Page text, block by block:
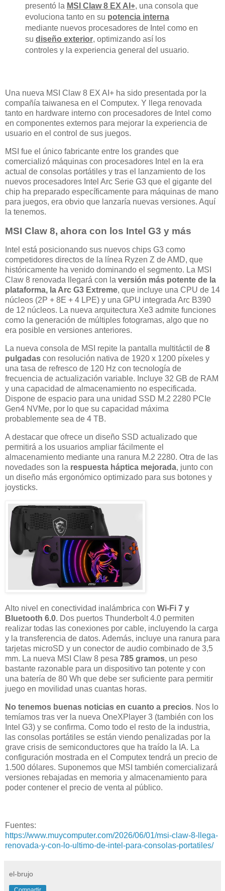
presentó la MSI Claw 8 EX AI+, una consola que
evoluciona tanto en su potencia interna
mediante nuevos procesadores de Intel como en
su diseño exterior, optimizando así los
controles y la experiencia general del usuario.
Una nueva MSI Claw 8 EX AI+ ha sido presentada por la
compañía taiwanesa en el Computex. Y llega renovada
tanto en hardware interno con procesadores de Intel como
en componentes externos para mejorar la experiencia de
usuario en el control de sus juegos.
MSI fue el único fabricante entre los grandes que
comercializó máquinas con procesadores Intel en la era
actual de consolas portátiles y tras el lanzamiento de los
nuevos procesadores Intel Arc Serie G3 que el gigante del
chip ha preparado específicamente para máquinas de mano
para juegos, era obvio que lanzaría nuevas versiones. Aquí
la tenemos.
MSI Claw 8, ahora con los Intel G3 y más
Intel está posicionando sus nuevos chips G3 como
competidores directos de la línea Ryzen Z de AMD, que
históricamente ha venido dominando el segmento. La MSI
Claw 8 renovada llegará con la versión más potente de la
plataforma, la Arc G3 Extreme, que incluye una CPU de 14
núcleos (2P + 8E + 4 LPE) y una GPU integrada Arc B390
de 12 núcleos. La nueva arquitectura Xe3 admite funciones
como la generación de múltiples fotogramas, algo que no
era posible en versiones anteriores.
La nueva consola de MSI repite la pantalla multitáctil de 8
pulgadas con resolución nativa de 1920 x 1200 píxeles y
una tasa de refresco de 120 Hz con tecnología de
frecuencia de actualización variable. Incluye 32 GB de RAM
y una capacidad de almacenamiento no especificada.
Dispone de espacio para una unidad SSD M.2 2280 PCIe
Gen4 NVMe, por lo que su capacidad máxima
probablemente sea de 4 TB.
A destacar que ofrece un diseño SSD actualizado que
permitirá a los usuarios ampliar fácilmente el
almacenamiento mediante una ranura M.2 2280. Otra de las
novedades son la respuesta háptica mejorada, junto con
un diseño más ergonómico optimizado para sus botones y
joysticks.
Alto nivel en conectividad inalámbrica con Wi-Fi 7 y
Bluetooth 6.0. Dos puertos Thunderbolt 4.0 permiten
realizar todas las conexiones por cable, incluyendo la carga
y la transferencia de datos. Además, incluye una ranura para
tarjetas microSD y un conector de audio combinado de 3,5
mm. La nueva MSI Claw 8 pesa 785 gramos, un peso
bastante razonable para un dispositivo tan potente y con
una batería de 80 Wh que debe ser suficiente para permitir
juego en movilidad unas cuantas horas.
No tenemos buenas noticias en cuanto a precios. Nos lo
temíamos tras ver la nueva OneXPlayer 3 (también con los
Intel G3) y se confirma. Como todo el resto de la industria,
las consolas portátiles se están viendo penalizadas por la
grave crisis de semiconductores que ha traído la IA. La
configuración mostrada en el Computex tendrá un precio de
1.500 dólares. Suponemos que MSI también comercializará
versiones rebajadas en memoria y almacenamiento para
poder contener el precio de venta al público.
Fuentes:
https://www.muycomputer.com/2026/06/01/msi-claw-8-llega-
renovada-y-con-lo-ultimo-de-intel-para-consolas-portatiles/
el-brujo